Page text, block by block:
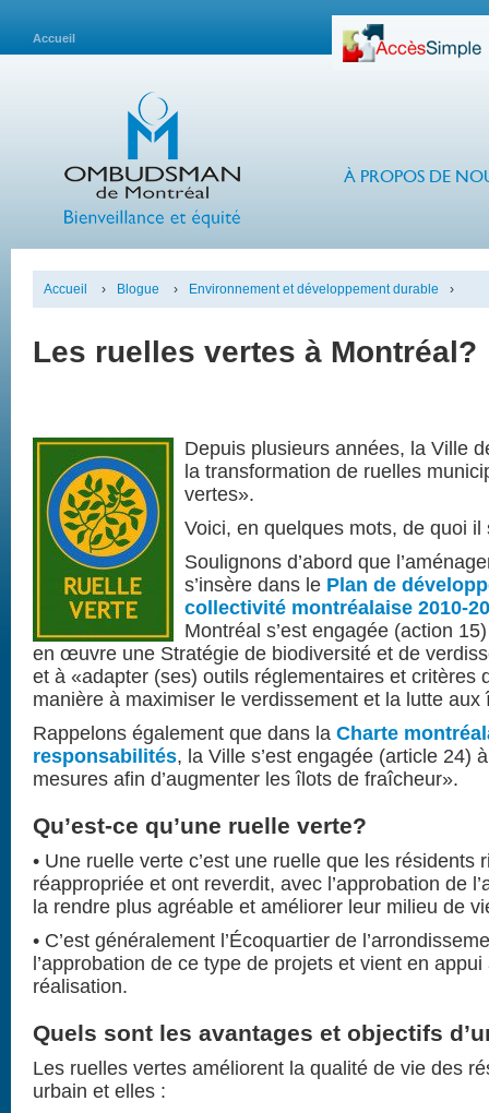
Accueil
À PROPOS DE
Accueil › Blogue › Environnement et développement durable ›
Les ruelles vertes à Montréal?
Depuis plusieurs années, la Ville
la transformation de ruelles
vertes».
Voici, en quelques mots, de quoi il
Soulignons d’abord que
s’insère dans le Plan de
collectivité montréalaise 2010-
Montréal s’est engagée (action
en œuvre une Stratégie de biodiversité et de
et à «adapter (ses) outils réglementaires et critères
manière à maximiser le verdissement et la lutte
Rappelons également que dans la Charte
responsabilités, la Ville s’est engagée (article 24)
mesures afin d’augmenter les îlots de fraîcheur».
Qu’est-ce qu’une ruelle verte?
• Une ruelle verte c’est une ruelle que les résidents
réappropriée et ont reverdit, avec l’approbation de
la rendre plus agréable et améliorer leur milieu de
• C’est généralement l’Écoquartier de
l’approbation de ce type de projets et vient en
réalisation.
Quels sont les avantages et objectifs
Les ruelles vertes améliorent la qualité de vie des
urbain et elles :